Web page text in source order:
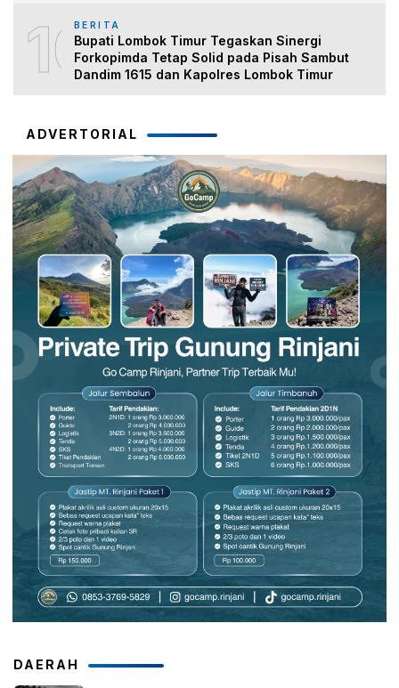
10BERITA
Bupati Lombok Timur Tegaskan Sinergi
Forkopimda Tetap Solid pada Pisah Sambut
Dandim 1615 dan Kapolres Lombok Timur
ADVERTORIAL
DAERAH